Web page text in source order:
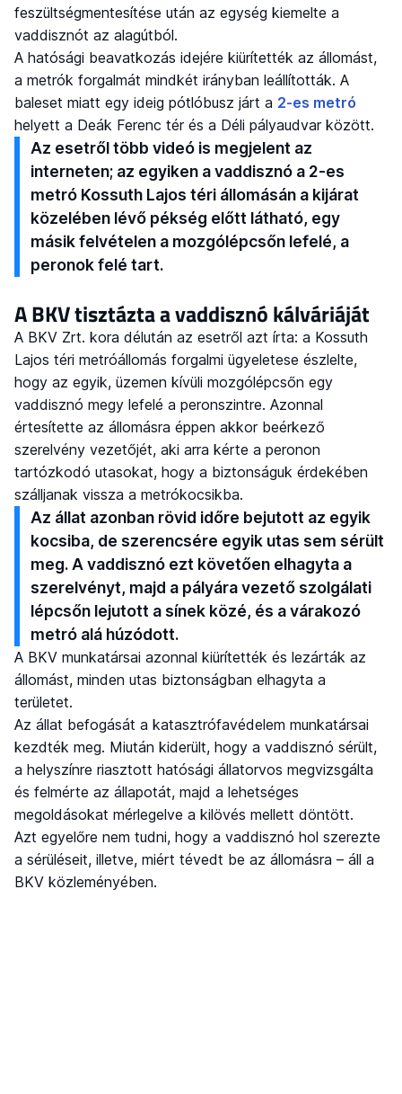
feszültségmentesítése után az egység kiemelte a
vaddisznót az alagútból.
A hatósági beavatkozás idejére kiürítették az állomást,
a metrók forgalmát mindkét irányban leállították. A
baleset miatt egy ideig pótlóbusz járt a 2-es metró
helyett a Deák Ferenc tér és a Déli pályaudvar között.
Az esetről több videó is megjelent az
interneten; az egyiken a vaddisznó a 2-es
metró Kossuth Lajos téri állomásán a kijárat
közelében lévő pékség előtt látható, egy
másik felvételen a mozgólépcsőn lefelé, a
peronok felé tart.
A BKV tisztázta a vaddisznó kálváriáját
A BKV Zrt. kora délután az esetről azt írta: a Kossuth
Lajos téri metróállomás forgalmi ügyeletese észlelte,
hogy az egyik, üzemen kívüli mozgólépcsőn egy
vaddisznó megy lefelé a peronszintre. Azonnal
értesítette az állomásra éppen akkor beérkező
szerelvény vezetőjét, aki arra kérte a peronon
tartózkodó utasokat, hogy a biztonságuk érdekében
szálljanak vissza a metrókocsikba.
Az állat azonban rövid időre bejutott az egyik
kocsiba, de szerencsére egyik utas sem sérült
meg. A vaddisznó ezt követően elhagyta a
szerelvényt, majd a pályára vezető szolgálati
lépcsőn lejutott a sínek közé, és a várakozó
metró alá húzódott.
A BKV munkatársai azonnal kiürítették és lezárták az
állomást, minden utas biztonságban elhagyta a
területet.
Az állat befogását a katasztrófavédelem munkatársai
kezdték meg. Miután kiderült, hogy a vaddisznó sérült,
a helyszínre riasztott hatósági állatorvos megvizsgálta
és felmérte az állapotát, majd a lehetséges
megoldásokat mérlegelve a kilövés mellett döntött.
Azt egyelőre nem tudni, hogy a vaddisznó hol szerezte
a sérüléseit, illetve, miért tévedt be az állomásra – áll a
BKV közleményében.